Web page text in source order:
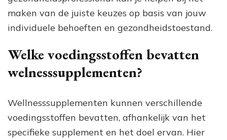
maken van de juiste keuzes op basis van jouw
individuele behoeften en gezondheidstoestand.
Welke voedingsstoffen bevatten
welnesssupplementen?
Wellnesssupplementen kunnen verschillende
voedingsstoffen bevatten, afhankelijk van het
specifieke supplement en het doel ervan. Hier